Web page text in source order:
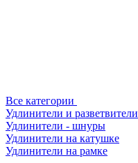
Все категории
Удлинители и разветвители
Удлинители - шнуры
Удлинители на катушке
Удлинители на рамке